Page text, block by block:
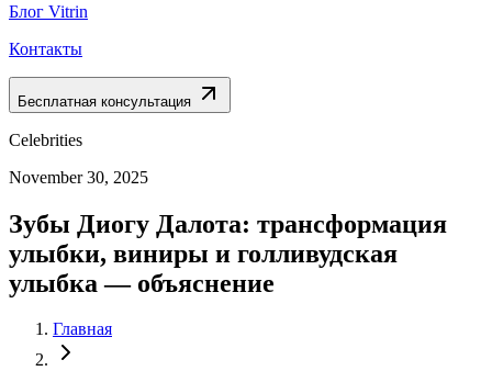
Блог Vitrin
Контакты
Бесплатная консультация
Celebrities
November 30, 2025
Зубы Диогу Далота: трансформация
улыбки, виниры и голливудская
улыбка — объяснение
Главная